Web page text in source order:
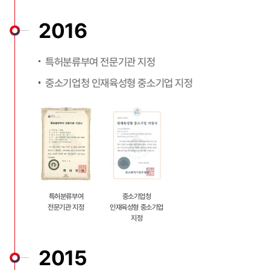
2016
특허분류부여 전문기관 지정
중소기업청 인재육성형 중소기업 지정
특허분류부여
전문기관 지정
중소기업청
인재육성형 중소기업
지정
2015